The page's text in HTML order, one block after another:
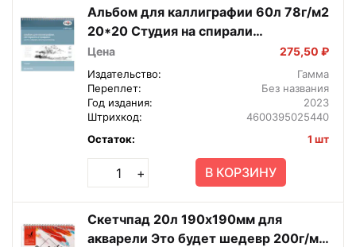
Альбом для каллиграфии 60л 78г/м2
20*20 Студия на спирали
55K01S760W
Цена 275,50 ₽
Издательство:
Гамма
Переплет:
Без названия
Год издания:
2023
Штрихкод:
4600395025440
Остаток:
1 шт
+ В КОРЗИНУ
Скетчпад 20л 190х190мм для
акварели Это будет шедевр 200г/м2